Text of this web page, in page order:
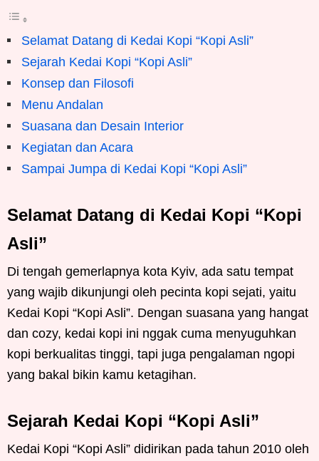
Selamat Datang di Kedai Kopi “Kopi Asli”
Sejarah Kedai Kopi “Kopi Asli”
Konsep dan Filosofi
Menu Andalan
Suasana dan Desain Interior
Kegiatan dan Acara
Sampai Jumpa di Kedai Kopi “Kopi Asli”
Selamat Datang di Kedai Kopi “Kopi
Asli”
Di tengah gemerlapnya kota Kyiv, ada satu tempat
yang wajib dikunjungi oleh pecinta kopi sejati, yaitu
Kedai Kopi “Kopi Asli”. Dengan suasana yang hangat
dan cozy, kedai kopi ini nggak cuma menyuguhkan
kopi berkualitas tinggi, tapi juga pengalaman ngopi
yang bakal bikin kamu ketagihan.
Sejarah Kedai Kopi “Kopi Asli”
Kedai Kopi “Kopi Asli” didirikan pada tahun 2010 oleh